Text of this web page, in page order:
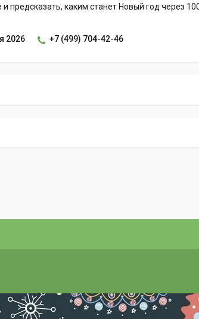
предсказать, каким станет Новый год через
2026 +7 (499) 704-42-46